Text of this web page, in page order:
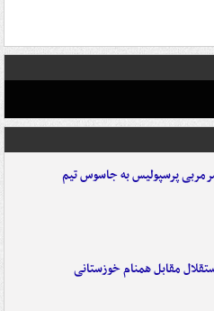
پرسپولیس به جاسوس تیم
مقابل همنام خوزستانی